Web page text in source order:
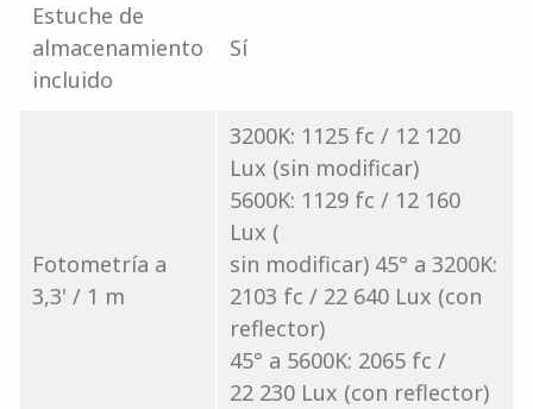
Estuche de
almacenamiento
incluido
Sí
Fotometría a
3,3' / 1 m
3200K: 1125 fc / 12 120
Lux (sin modificar)
5600K: 1129 fc / 12 160
Lux (
sin modificar) 45° a 3200K:
2103 fc / 22 640 Lux (con
reflector)
45° a 5600K: 2065 fc /
22 230 Lux (con reflector)